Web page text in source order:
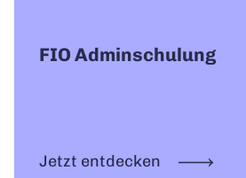
FIO Adminschulung
Jetzt entdecken